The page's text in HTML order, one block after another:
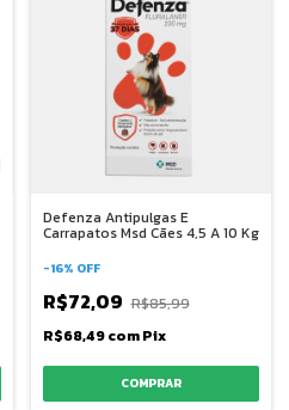
Defenza Antipulgas E
Carrapatos Msd Cães 4,5 A 10 Kg
-16% OFF
R$72,09 R$85,99
R$68,49comPix